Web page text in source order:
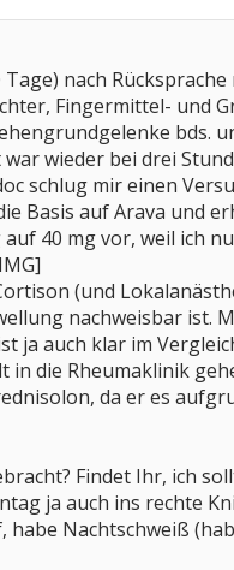
nach
Fingermittel- und
bds.
wieder bei drei
schlug mir einen
Basis auf Arava und
40 mg vor, weil ich
(und
nachweisbar ist.
ja auch klar im
die Rheumaklinik
da er es
Findet Ihr, ich
ja auch ins rechte
habe Nachtschweiß